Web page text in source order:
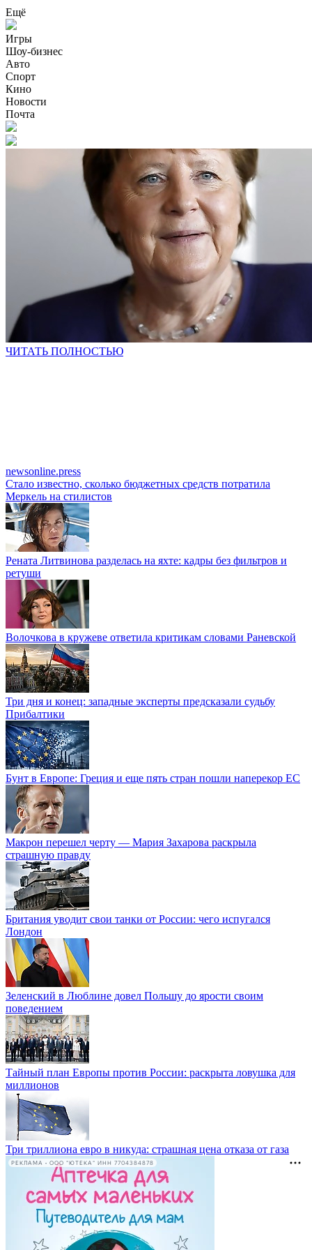
Ещё
Игры
Шоу-бизнес
Авто
Спорт
Кино
Новости
Почта
ЧИТАТЬ ПОЛНОСТЬЮ
newsonline.press
Стало известно, сколько бюджетных средств потратила
Меркель на стилистов
Рената Литвинова разделась на яхте: кадры без фильтров и
ретуши
Волочкова в кружеве ответила критикам словами Раневской
Три дня и конец: западные эксперты предсказали судьбу
Прибалтики
Бунт в Европе: Греция и еще пять стран пошли наперекор ЕС
Макрон перешел черту — Мария Захарова раскрыла
страшную правду
Британия уводит свои танки от России: чего испугался
Лондон
Зеленский в Люблине довел Польшу до ярости своим
поведением
Тайный план Европы против России: раскрыта ловушка для
миллионов
Три триллиона евро в никуда: страшная цена отказа от газа
РЕКЛАМА • ООО "ЮТЕКА" ИНН 7704384878